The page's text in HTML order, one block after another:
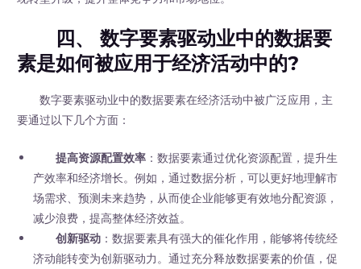
四、 数字要素驱动业中的数据要
素是如何被应用于经济活动中的?
数字要素驱动业中的数据要素在经济活动中被广泛应用，主
要通过以下几个方面：
提高资源配置效率 ：数据要素通过优化资源配置，提升生
产效率和经济增长。例如，通过数据分析，可以更好地理解市
场需求、预测未来趋势，从而使企业能够更有效地分配资源，
减少浪费，提高整体经济效益。
创新驱动 ：数据要素具有强大的催化作用，能够将传统经
济动能转变为创新驱动力。通过充分释放数据要素的价值，促